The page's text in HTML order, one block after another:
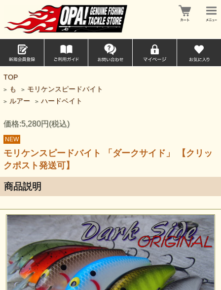
TOP
> も > モリケンスピードバイト
> ルアー > ハードベイト
価格:5,280円(税込)
NEW
モリケンスピードバイト 「ダークサイド」 【クリッ
クポスト発送可】
商品説明